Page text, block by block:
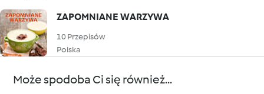
ZAPOMNIANE WARZYWA
10 Przepisów
Polska
Może spodoba Ci się również...